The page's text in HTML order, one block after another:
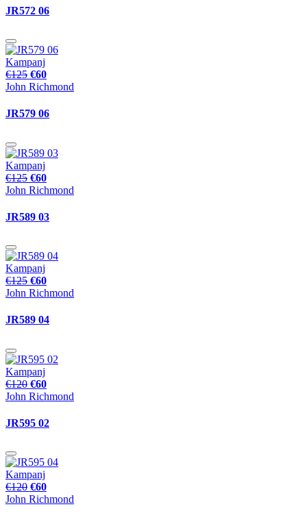
JR572 06
Kampanj
€125 €60
John Richmond
JR579 06
Kampanj
€125 €60
John Richmond
JR589 03
Kampanj
€125 €60
John Richmond
JR589 04
Kampanj
€120 €60
John Richmond
JR595 02
Kampanj
€120 €60
John Richmond